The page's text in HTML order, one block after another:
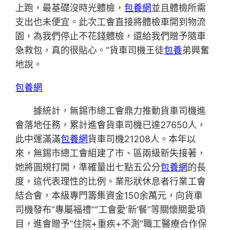
上跑，最基礎沒時光體檢，包養網並且體檢所需
支出也未便宜。此次工會直接將體檢車開到物流
園，為我們停止不花錢體檢，還給我們贈予隨車
急救包，真的很貼心。”貨車司機王徒包養弟興奮
地說。
包養網
據統計，無錫市總工會鼎力推動貨車司機進
會落地任務，累計進會貨車司機已達27650人，
此中運滿滿包養網貨車司機21208人。本年以
來，無錫市總工會組建了市、區兩級新失接著，
她將圓規打開，準確量出七點五公分包養網的長
度，這代表理性的比例。業形狀休息者行業工會
結合會，本級專門籌集資金150余萬元，向貨車
司機發布“專屬福禮”“工會愛‘新’餐”等關懷關愛項
目，進會贈予“住院+重疾+不測”職工醫療合作保